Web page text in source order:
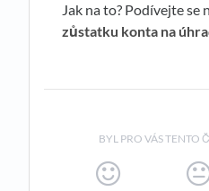
Jak na to? Podívejte se
zůstatku konta na
BYL PRO VÁS TENTO